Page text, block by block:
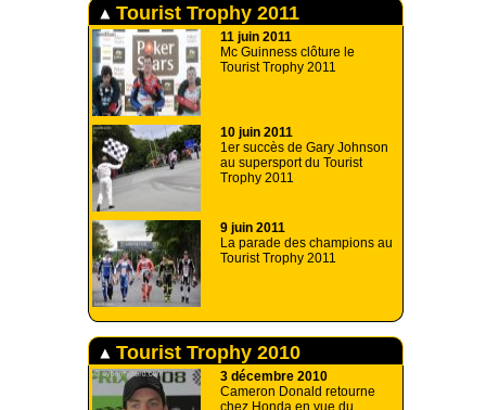
Tourist Trophy 2011
11 juin 2011
Mc Guinness clôture le
Tourist Trophy 2011
10 juin 2011
1er succès de Gary Johnson
au supersport du Tourist
Trophy 2011
9 juin 2011
La parade des champions au
Tourist Trophy 2011
Tourist Trophy 2010
3 décembre 2010
Cameron Donald retourne
chez Honda en vue du